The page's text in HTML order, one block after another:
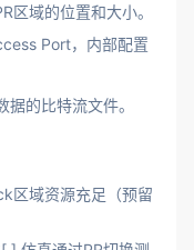
区域的位置和大小。
Port，内部配置
的比特流文件。
区域资源充足（预留